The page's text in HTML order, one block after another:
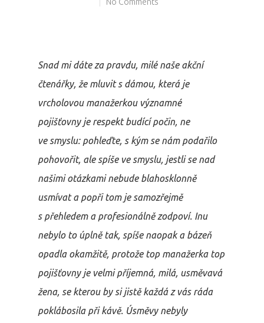
Snad mi dáte za pravdu, milé naše akční
čtenářky, že mluvit s dámou, která je
vrcholovou manažerkou významné
pojišťovny je respekt budící počin, ne
ve smyslu: pohleďte, s kým se nám podařilo
pohovořit, ale spíše ve smyslu, jestli se nad
našimi otázkami nebude blahosklonně
usmívat a popři tom je samozřejmě
s přehledem a profesionálně zodpoví. Inu
nebylo to úplně tak, spíše naopak a bázeň
opadla okamžitě, protože top manažerka top
pojišťovny je velmi příjemná, milá, usměvavá
žena, se kterou by si jistě každá z vás ráda
poklábosila při kávě. Úsměvy nebyly